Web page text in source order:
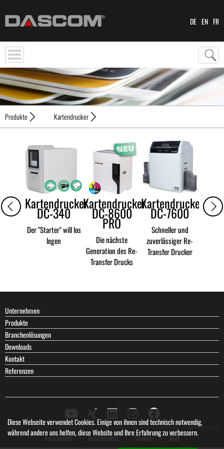
DE EN FR
Produkte Kartendrucker
Kartendrucker
DC-340
Der "Starter" will los
legen
Kartendrucker
DC-8600
PRO
Die nächste
Generation des Re-
Transfer Drucks
Kartendrucker
DC-7600
Schneller und
zuverlässiger Re-
Transfer Drucker
Unternehmen
Produkte
Branchenlösungen
Downloads
Kontakt
Referenzen
Impressum Datenschutz Cookies AGB
Diese Webseite verwendet Cookies. Einige von ihnen sind technisch notwendig,
während andere uns helfen, diese Website und Ihre Erfahrung zu verbessern.